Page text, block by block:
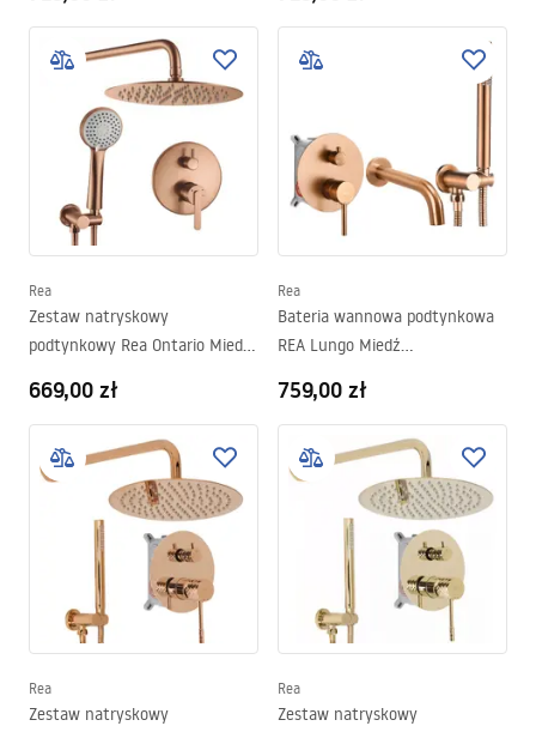
Rea
Zestaw natryskowy
podtynkowy Rea Ontario Miedź
669,00 zł
Rea
Bateria wannowa podtynkowa
REA Lungo Miedź
759,00 zł
Rea
Zestaw natryskowy
Rea
Zestaw natryskowy